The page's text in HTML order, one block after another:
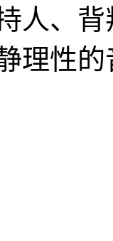
人、
理性